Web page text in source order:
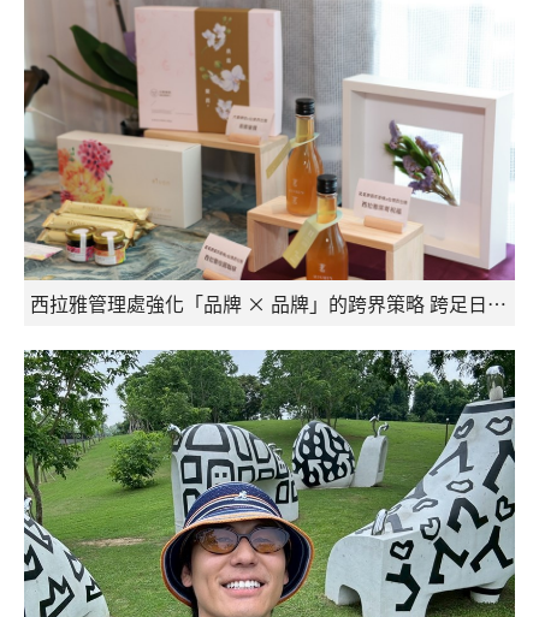
西拉雅管理處強化「品牌 × 品牌」的跨界策略 跨足日常生活美學與餐飲領域展現三大全新聯名